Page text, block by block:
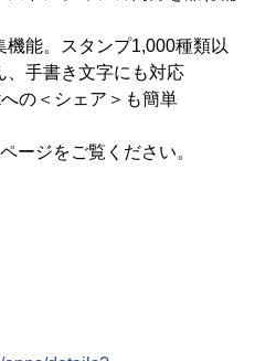
機能。スタンプ1,000種類以
、手書き文字にも対応
の＜シェア＞も簡単
ージをご覧ください。